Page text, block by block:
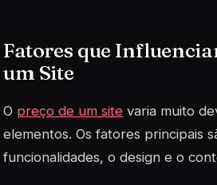
Fatores que
um Site
O preço de um site varia muito
elementos. Os fatores principais
funcionalidades, o design e o